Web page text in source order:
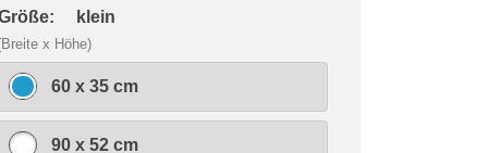
klein
x Höhe)
60 x 35 cm
90 x 52 cm